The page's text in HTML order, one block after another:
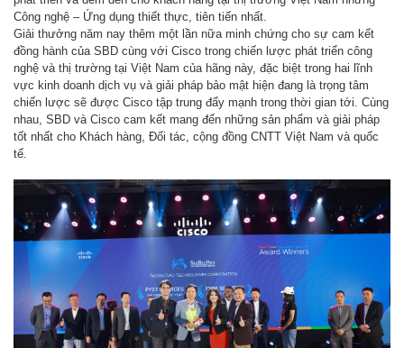
Công nghệ – Ứng dụng thiết thực, tiên tiến nhất.
Giải thưởng năm nay thêm một lần nữa minh chứng cho sự cam kết
đồng hành của SBD cùng với Cisco trong chiến lược phát triển công
nghệ và thị trường tại Việt Nam của hãng này, đặc biệt trong hai lĩnh
vực kinh doanh dịch vụ và giải pháp bảo mật hiện đang là trọng tâm
chiến lược sẽ được Cisco tập trung đẩy mạnh trong thời gian tới. Cùng
nhau, SBD và Cisco cam kết mang đến những sản phẩm và giải pháp
tốt nhất cho Khách hàng, Đối tác, cộng đồng CNTT Việt Nam và quốc
tế.